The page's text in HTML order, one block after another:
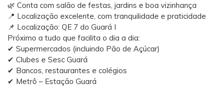
🌿 Conta com salão de festas, jardins e boa vizinhança
📍 Localização excelente, com tranquilidade e praticidade
📌 Localização: QE 7 do Guará I
Próximo a tudo que facilita o dia a dia:
✔ Supermercados (incluindo Pão de Açúcar)
✔ Clubes e Sesc Guará
✔ Bancos, restaurantes e colégios
✔ Metrô – Estação Guará